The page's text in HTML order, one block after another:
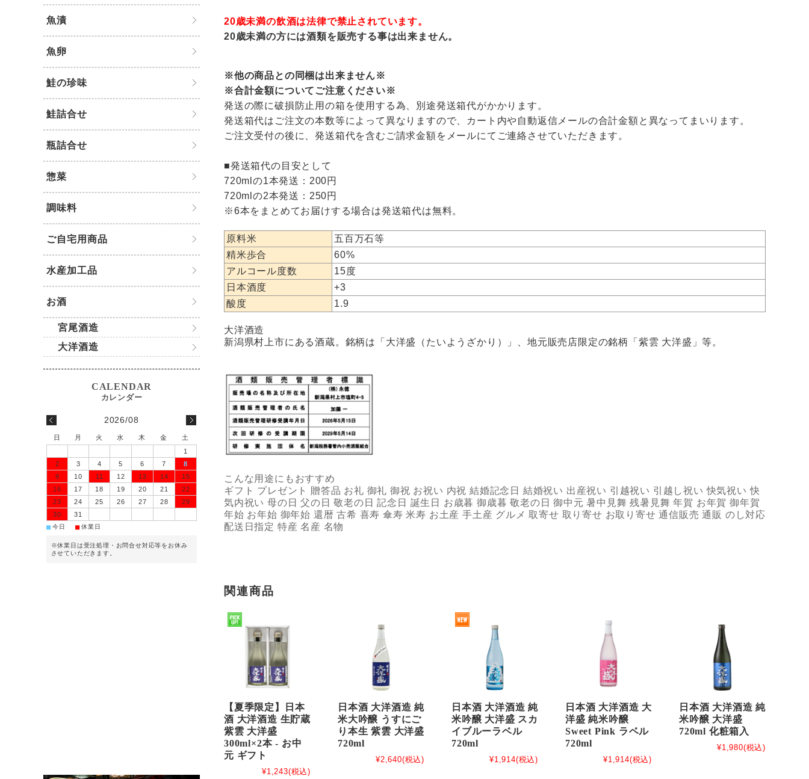
20歳未満の飲酒は法律で禁止されています。
20歳未満の方には酒類を販売する事は出来ません。
※他の商品との同梱は出来ません※
※合計金額についてご注意ください※
発送の際に破損防止用の箱を使用する為、別途発送箱代がかかります。
発送箱代はご注文の本数等によって異なりますので、カート内や自動返信メールの合計金額と異なってまいります。
ご注文受付の後に、発送箱代を含むご請求金額をメールにてご連絡させていただきます。
■発送箱代の目安として
720mlの1本発送：200円
720mlの2本発送：250円
※6本をまとめてお届けする場合は発送箱代は無料。
原料米
五百万石等
精米歩合
60%
アルコール度数
15度
日本酒度
+3
酸度
1.9
大洋酒造
新潟県村上市にある酒蔵。銘柄は「大洋盛（たいようざかり）」、地元販売店限定の銘柄「紫雲 大洋盛」等。
こんな用途にもおすすめ
ギフト プレゼント 贈答品 お礼 御礼 御祝 お祝い 内祝 結婚記念日 結婚祝い 出産祝い 引越祝い 引越し祝い 快気祝い 快
気内祝い 母の日 父の日 敬老の日 記念日 誕生日 お歳暮 御歳暮 敬老の日 御中元 暑中見舞 残暑見舞 年賀 お年賀 御年賀
年始 お年始 御年始 還暦 古希 喜寿 傘寿 米寿 お土産 手土産 グルメ 取寄せ 取り寄せ お取り寄せ 通信販売 通販 のし対応
配送日指定 特産 名産 名物
関連商品
【夏季限定】日本
酒 大洋酒造 生貯蔵
紫雲 大洋盛
300ml×2本 - お中
元 ギフト
¥1,243(税込)
日本酒 大洋酒造 純
米大吟醸 うすにご
り本生 紫雲 大洋盛
720ml
¥2,640(税込)
日本酒 大洋酒造 純
米吟醸 大洋盛 スカ
イブルーラベル
720ml
¥1,914(税込)
日本酒 大洋酒造 大
洋盛 純米吟醸
Sweet Pink ラベル
720ml
¥1,914(税込)
日本酒 大洋酒造 純
米吟醸 大洋盛
720ml 化粧箱入
¥1,980(税込)
魚漬
魚卵
鮭の珍味
鮭詰合せ
瓶詰合せ
惣菜
調味料
ご自宅用商品
水産加工品
お酒
宮尾酒造
大洋酒造
2026/08
日 月 火 水 木 金
土
1
2
3 4 5 6 7
8
9
10 11 12 13 14
15
16
17 18 19 20 21
22
23
24 25 26 27 28
29
30
31
■今日 ■ 休業日
※休業日は受注処理・お問合せ対応等をお休み
させていただきます。